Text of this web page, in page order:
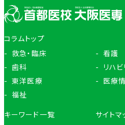
コラムトップ
救急・臨床
看護
歯科
リハ
東洋医療
医療
福祉
キーワード一覧
サイトマ